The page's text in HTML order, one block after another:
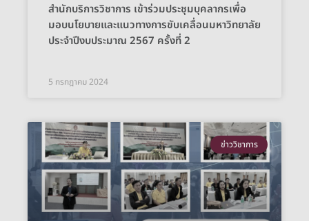
สำนักบริการวิชาการ เข้าร่วมประชุมบุคลากรเพื่อ
มอบนโยบายและแนวทางการขับเคลื่อนมหาวิทยาลัย
ประจำปีงบประมาณ 2567 ครั้งที่ 2
5 กรกฎาคม 2024
ข่าววิชาการ